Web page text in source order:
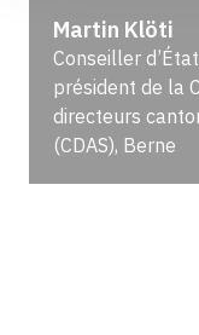
Martin Klöti
Conseiller
président de la
directeurs
(CDAS), Berne